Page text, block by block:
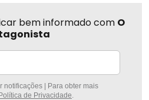
bem informado com O
notificações | Para obter mais
de Privacidade